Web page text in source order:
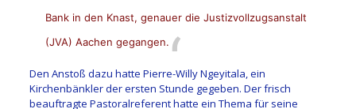
Bank in den Knast, genauer die Justizvollzugsanstalt
(JVA) Aachen gegangen.
Den Anstoß dazu hatte Pierre-Willy Ngeyitala, ein
Kirchenbänkler der ersten Stunde gegeben. Der frisch
beauftragte Pastoralreferent hatte ein Thema für seine